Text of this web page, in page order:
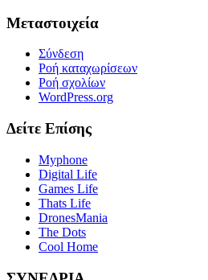
Μεταστοιχεία
Σύνδεση
Ροή καταχωρίσεων
Ροή σχολίων
WordPress.org
Δείτε Επίσης
Myphone
Digital Life
Games Life
Thats Life
DronesMania
The Dots
Cool Home